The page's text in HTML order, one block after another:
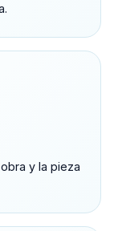
y la pieza